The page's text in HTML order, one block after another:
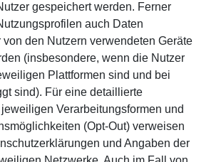
gespeichert werden. Ferner
auch Daten
den Nutzern verwendeten Geräte
(insbesondere, wenn die Nutzer
Plattformen sind und bei
sind). Für eine detaillierte
Verarbeitungsformen und
(Opt-Out) verweisen
und Angaben der